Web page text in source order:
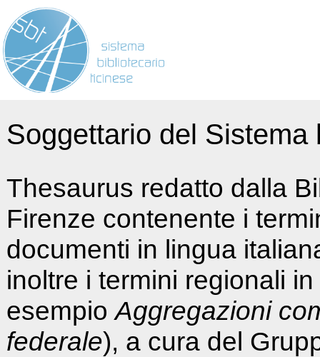
Soggettario del
Thesaurus redatto dalla
Firenze contenente i
documenti in lingua
inoltre i termini regionali
esempioAggregazioni
federale), a cura del